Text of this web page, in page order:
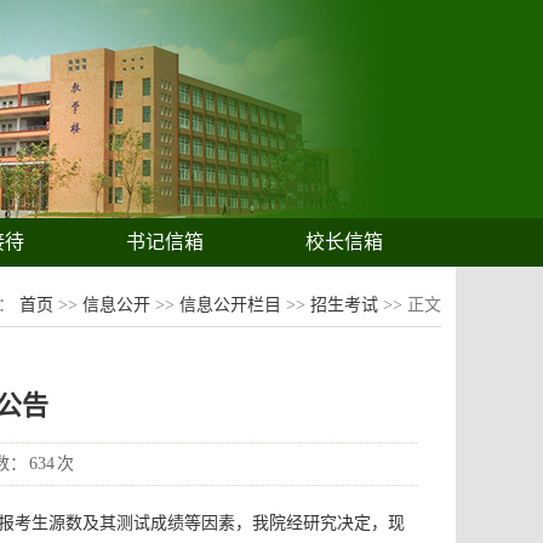
待 书记信箱 校长信箱
首页 >> 信息公开 >> 信息公开栏目 >> 招生考试 >> 正文
告
： 634次
考生源数及其测试成绩等因素，我院经研究决定，现